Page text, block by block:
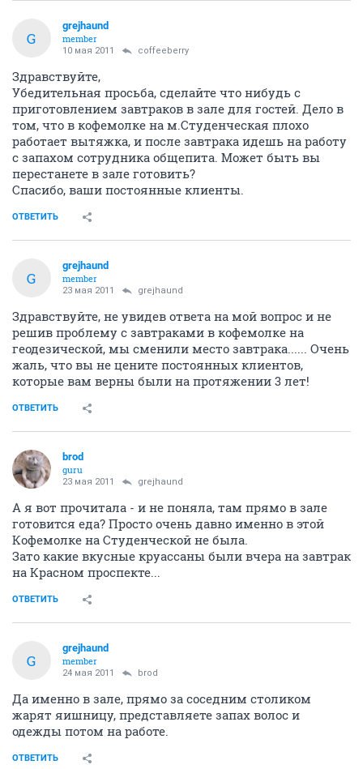
G
grejhaund
member
10 мая 2011 coffeeberry
Здравствуйте,
Убедительная просьба, сделайте что нибудь с
приготовлением завтраков в зале для гостей. Дело в
том, что в кофемолке на м.Студенческая плохо
работает вытяжка, и после завтрака идешь на работу
с запахом сотрудника общепита. Может быть вы
перестанете в зале готовить?
Спасибо, ваши постоянные клиенты.
ОТВЕТИТЬ
G
grejhaund
member
23 мая 2011 grejhaund
Здравствуйте, не увидев ответа на мой вопрос и не
решив проблему с завтраками в кофемолке на
геодезической, мы сменили место завтрака...... Очень
жаль, что вы не цените постоянных клиентов,
которые вам верны были на протяжении 3 лет!
ОТВЕТИТЬ
brod
guru
23 мая 2011 grejhaund
А я вот прочитала - и не поняла, там прямо в зале
готовится еда? Просто очень давно именно в этой
Кофемолке на Студенческой не была.
Зато какие вкусные круассаны были вчера на завтрак
на Красном проспекте...
ОТВЕТИТЬ
G
grejhaund
member
24 мая 2011 brod
Да именно в зале, прямо за соседним столиком
жарят яишницу, представляете запах волос и
одежды потом на работе.
ОТВЕТИТЬ